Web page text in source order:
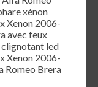
xénon
Xenon 2006-
avec feux
clignotant led
Xenon 2006-
Romeo Brera